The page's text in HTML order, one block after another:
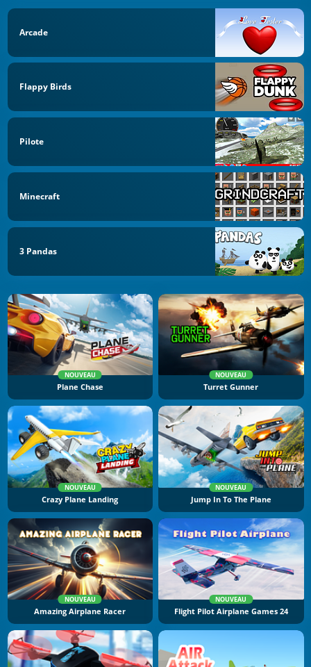
Arcade
Flappy Birds
Pilote
Minecraft
3 Pandas
NOUVEAU
Plane Chase
NOUVEAU
Turret Gunner
NOUVEAU
Crazy Plane Landing
NOUVEAU
Jump In To The Plane
NOUVEAU
Amazing Airplane Racer
NOUVEAU
Flight Pilot Airplane Games 24